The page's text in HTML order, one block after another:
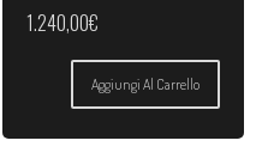
1.240,00€
Aggiungi Al Carrello